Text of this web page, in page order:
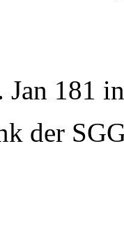
Jan 181
der